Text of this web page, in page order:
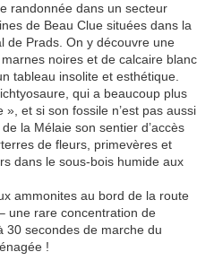
randonnée dans un secteur
de Beau Clue situées dans la
de Prads. On y découvre une
noires et de calcaire blanc
tableau insolite et esthétique.
qui a beaucoup plus
», et si son fossile n’est pas aussi
la Mélaie son sentier d’accès
de fleurs, primevères et
dans le sous-bois humide aux
ammonites au bord de la route
une rare concentration de
30 secondes de marche du
!